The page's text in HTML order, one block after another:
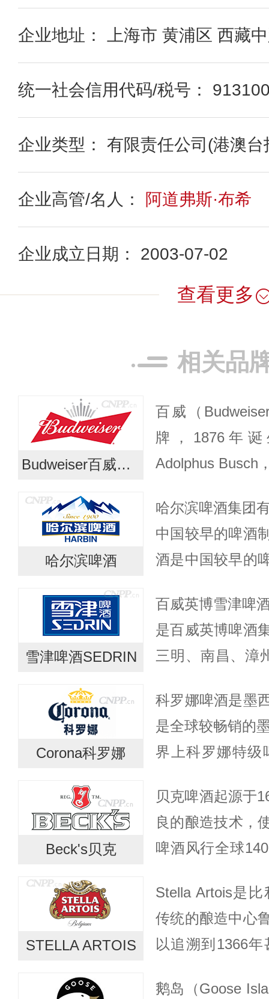
企业地址： 上海市 黄浦区 西藏
统一社会信用代码/税号：
企业类型： 有限责任公司(港澳
企业高管/名人： 阿道弗斯·布希
企业成立日期： 2003-07-02
查看更多
相关品
Budweiser百威啤酒
百威（
牌，1876年
Adolphus Busch
以其纯正的口感
哈尔滨啤酒
哈尔滨啤酒集团
中国较早的啤酒
酒是中国较早的
滨市香坊区油坊
啤酒...
雪津啤酒SEDRIN
百威英博雪津啤
是百威英博啤酒
三明、南昌、漳
人。莆田工厂位
6...
Corona科罗娜
科罗娜啤酒是墨
是全球较畅销的
界上科罗娜特级
的第十年，科罗
啤酒...
Beck's贝克
贝克啤酒起源于
良的酿造技术，
啤酒风行全球
和其特有的钥匙
STELLA ARTOIS
Stella Artois是
传统的酿造中心
以追溯到1366
鹅岛（Goose